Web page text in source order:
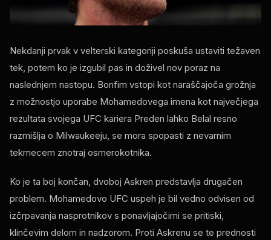
Nekdanji prvak v velterski kategoriji poskuša ustaviti težaven
tek, potem ko je izgubil pas in doživel nov poraz na
naslednjem nastopu. Bonfim vstopi kot naraščajoča grožnja
z možnostjo uporabe Mohamedovega imena kot največjega
rezultata svojega UFC kariera Preden lahko Belal resno
razmišlja o Milwaukeeju, se mora spopasti z nevarnim
tekmecem znotraj osmerokotnika.
Ko je ta boj končan, dvoboj Askren predstavlja drugačen
problem. Mohamedovo UFC uspeh je bil vedno odvisen od
izčrpavanja nasprotnikov s ponavljajočimi se pritiski,
klinčevim delom in nadzorom. Proti Askrenu se te prednosti